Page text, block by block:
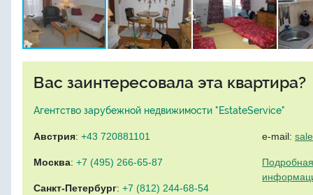
Вас заинтересовала эта квартира?
Агентство зарубежной недвижимости "EstateService"
Австрия: +43 720881101
Москва: +7 (495) 266-65-87
Санкт-Петербург: +7 (812) 244-68-54
e-mail: